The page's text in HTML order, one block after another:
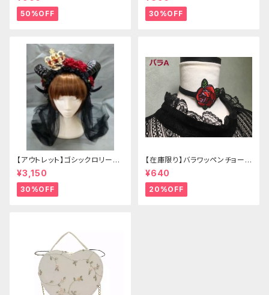
50%OFF 30%OFF
【アウトレット】ゴシックロリータ
ゴールドクラウン＆ホーン(ヴェ
ール付き)
¥3,150
30%OFF
【在庫限り】バラワッペンチョーカ
ー
¥640
20%OFF